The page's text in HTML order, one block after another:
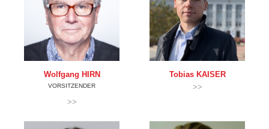
Wolfgang HIRN
VORSITZENDER
>>
Tobias KAISER
>>